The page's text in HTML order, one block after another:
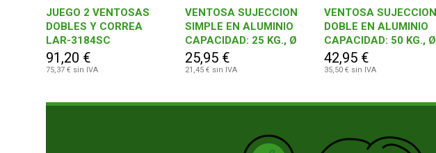
JUEGO 2 VENTOSAS
DOBLES Y CORREA
LAR-3184SC
91,20 €
75,37 € sin IVA
VENTOSA SUJECCION
SIMPLE EN ALUMINIO
CAPACIDAD: 25 KG., Ø
TAZA: 123 MM.
25,95 €
21,45 € sin IVA
VENTOSA SUJECCION
DOBLE EN ALUMINIO
CAPACIDAD: 50 KG., Ø
TAZA: 115 MM.
42,95 €
35,50 € sin IVA